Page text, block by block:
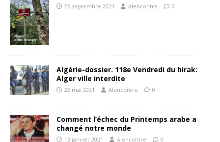
26 septembre 2023 Alencontre 0
Algérie-dossier. 118e Vendredi du hirak:
Alger ville interdite
22 mai 2021 Alencontre 0
Comment l’échec du Printemps arabe a
changé notre monde
13 janvier 2021 Alencontre 0